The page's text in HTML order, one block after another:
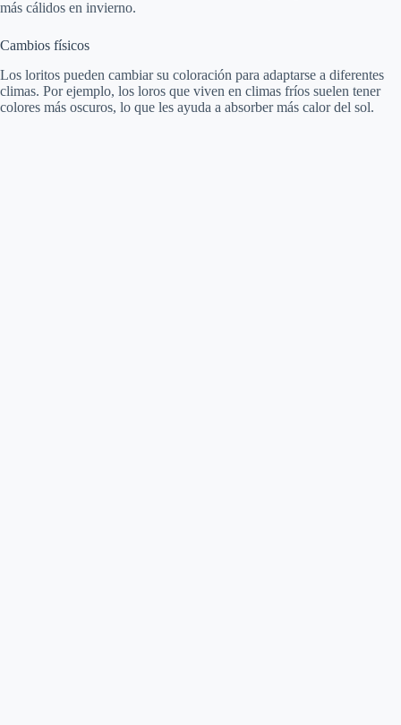
más cálidos en invierno.
Cambios físicos
Los loritos pueden cambiar su coloración para adaptarse a diferentes
climas. Por ejemplo, los loros que viven en climas fríos suelen tener
colores más oscuros, lo que les ayuda a absorber más calor del sol.